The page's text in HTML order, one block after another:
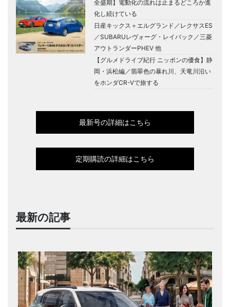
全盛期】電動化の流れは止まるどころか進
化し続けている
日産キックス＋エルグランド／レクサスES
／SUBARUレヴォーグ・レイバック／三菱
アウトランダーPHEV 他
【グルメドライブ紀行 ニッポンの優食】静
岡・浜松編／翡翠色の暴れ川、天竜川沿い
をホンダCR-Vで旅する
最新号の詳細はこちら
定期購読の詳細はこちら
最新の記事